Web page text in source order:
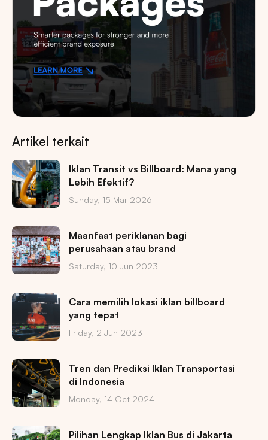
Artikel terkait
Iklan Transit vs Billboard: Mana yang
Lebih Efektif?
Sunday, 15 Mar 2026
Maanfaat periklanan bagi
perusahaan atau brand
Saturday, 10 Jun 2023
Cara memilih lokasi iklan billboard
yang tepat
Friday, 2 Jun 2023
Tren dan Prediksi Iklan Transportasi
di Indonesia
Monday, 14 Oct 2024
Pilihan Lengkap Iklan Bus di Jakarta